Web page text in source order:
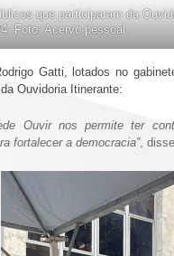
que participaram da
Foto: Acervo pessoal.
Gatti, lotados no
Ouvidoria Itinerante:
Ouvir nos permite ter
fortalecer a democracia”,